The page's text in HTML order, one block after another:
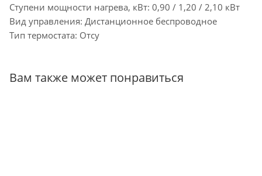
Ступени мощности нагрева, кВт: 0,90 / 1,20 / 2,10 кВт
Вид управления: Дистанционное беспроводное
Тип термостата: Отсу
Вам также может понравиться